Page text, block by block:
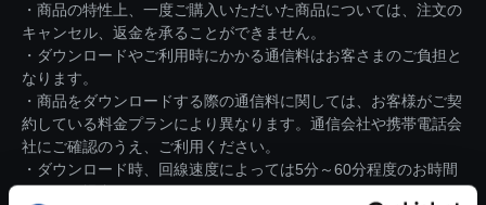
・商品の特性上、一度ご購入いただいた商品については、注文の
キャンセル、返金を承ることができません。
・ダウンロードやご利用時にかかる通信料はお客さまのご負担と
なります。
・商品をダウンロードする際の通信料に関しては、お客様がご契
約している料金プランにより異なります。通信会社や携帯電話会
社にご確認のうえ、ご利用ください。
・ダウンロード時、回線速度によっては5分～60分程度のお時間